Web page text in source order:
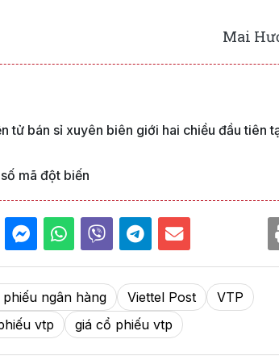
Mai
tử bán sỉ xuyên biên giới hai chiều đầu tiên
mã đột biến
ngân hàng Viettel Post
VTP
vtp giá cổ phiếu vtp